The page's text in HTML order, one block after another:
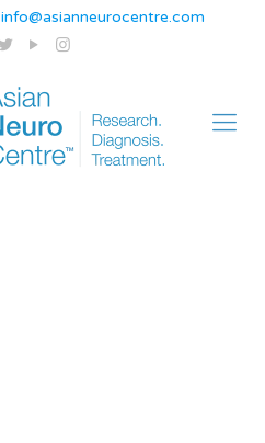
info@asianneurocentre.com